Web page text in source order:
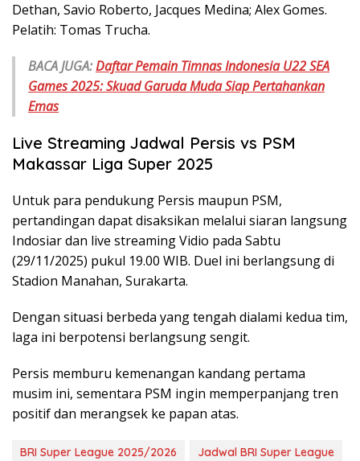
Dethan, Savio Roberto, Jacques Medina; Alex Gomes.
Pelatih: Tomas Trucha.
BACA JUGA:Daftar Pemain Timnas Indonesia U22 SEA
Games 2025: Skuad Garuda Muda Siap Pertahankan
Emas
Live Streaming Jadwal Persis vs PSM
Makassar Liga Super 2025
Untuk para pendukung Persis maupun PSM,
pertandingan dapat disaksikan melalui siaran langsung
Indosiar dan live streaming Vidio pada Sabtu
(29/11/2025) pukul 19.00 WIB. Duel ini berlangsung di
Stadion Manahan, Surakarta.
Dengan situasi berbeda yang tengah dialami kedua tim,
laga ini berpotensi berlangsung sengit.
Persis memburu kemenangan kandang pertama
musim ini, sementara PSM ingin memperpanjang tren
positif dan merangsek ke papan atas.
BRI Super League 2025/2026
Jadwal BRI Super League